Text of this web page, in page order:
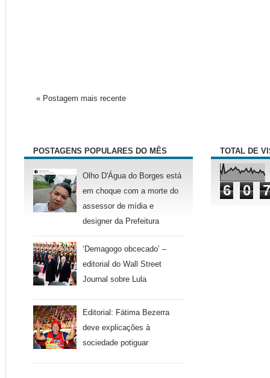
« Postagem mais recente
POSTAGENS POPULARES DO MÊS
Olho D'Água do Borges está
em choque com a morte do
assessor de mídia e
designer da Prefeitura
‘Demagogo obcecado’ –
editorial do Wall Street
Journal sobre Lula
Editorial: Fátima Bezerra
deve explicações à
sociedade potiguar
TOTAL DE
6 0 7